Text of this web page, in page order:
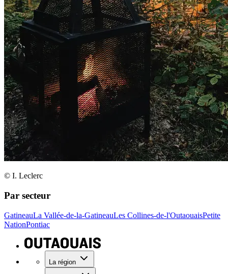
© I. Leclerc
Par secteur
GatineauLa Vallée-de-la-GatineauLes Collines-de-l'OutaouaisPetite
NationPontiac
La région